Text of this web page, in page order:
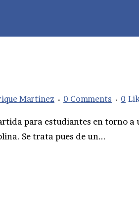
Martinez 0 Comments 0
para estudiantes en torno
Se trata pues de un...